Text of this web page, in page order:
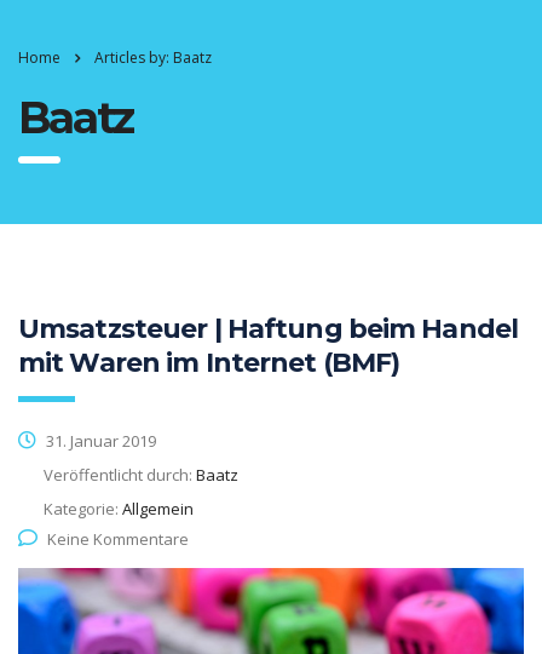
Home Articles by: Baatz
Baatz
Umsatzsteuer | Haftung beim Handel
mit Waren im Internet (BMF)
31. Januar 2019
Veröffentlicht durch: Baatz
Kategorie: Allgemein
Keine Kommentare